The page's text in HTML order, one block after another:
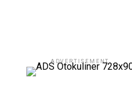
ADVERTISEMENT